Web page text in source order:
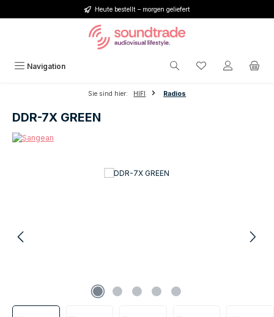
Zum Hauptinhalt springenHeute bestellt – morgen geliefert
Navigation Du hast 0
Sie sind hier: HIFI Radios
DDR-7X GREEN